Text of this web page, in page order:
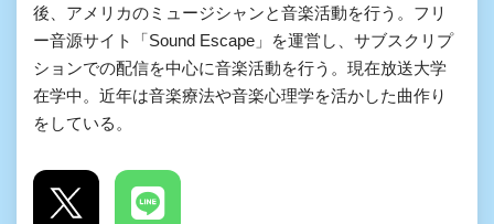
後、アメリカのミュージシャンと音楽活動を行う。フリ
ー音源サイト「Sound Escape」を運営し、サブスクリプ
ションでの配信を中心に音楽活動を行う。現在放送大学
在学中。近年は音楽療法や音楽心理学を活かした曲作り
をしている。